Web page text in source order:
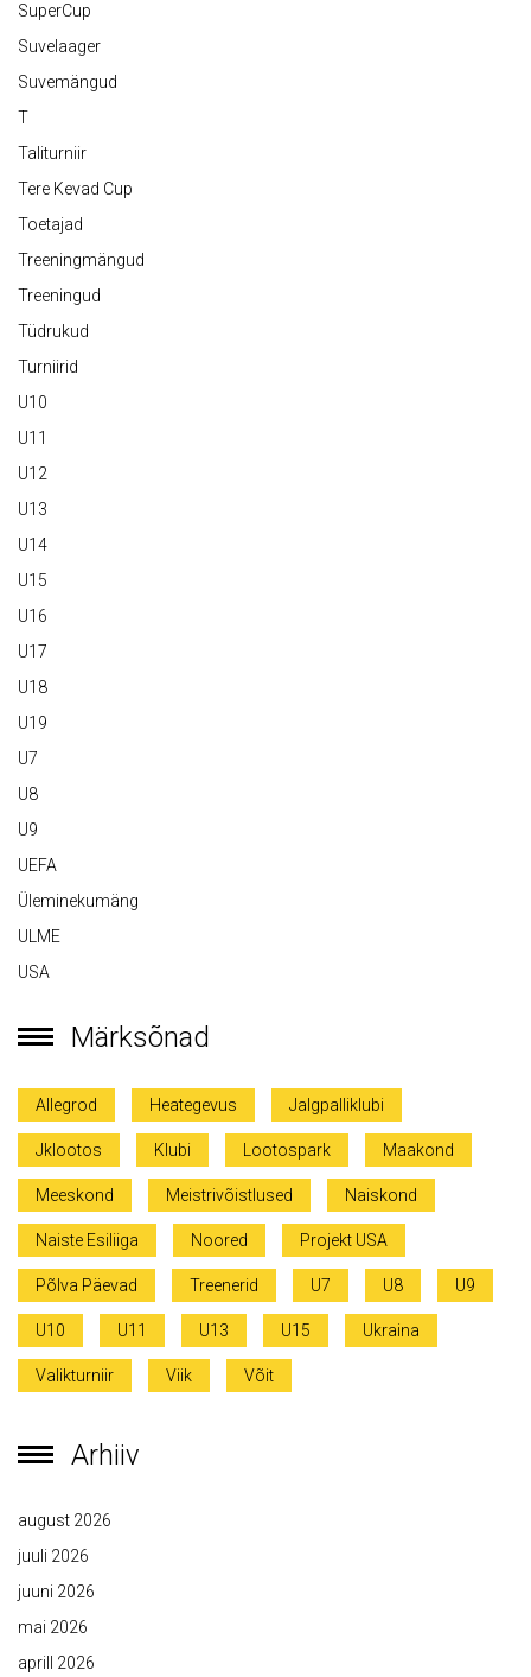
SuperCup
Suvelaager
Suvemängud
T
Taliturniir
Tere Kevad Cup
Toetajad
Treeningmängud
Treeningud
Tüdrukud
Turniirid
U10
U11
U12
U13
U14
U15
U16
U17
U18
U19
U7
U8
U9
UEFA
Üleminekumäng
ULME
USA
Märksõnad
Allegrod Heategevus Jalgpalliklubi
Jklootos Klubi Lootospark Maakond
Meeskond Meistrivõistlused Naiskond
Naiste Esiliiga Noored Projekt USA
Põlva Päevad Treenerid U7 U8 U9
U10 U11 U13 U15 Ukraina
Valikturniir Viik Võit
Arhiiv
august 2026
juuli 2026
juuni 2026
mai 2026
aprill 2026